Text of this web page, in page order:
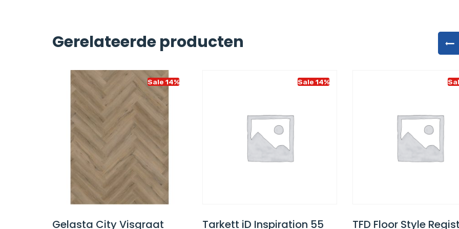
Gerelateerde producten
Sale 14%
Gelasta City Visgraat
Sale 14%
Tarkett iD Inspiration 55 TFD Floor Style